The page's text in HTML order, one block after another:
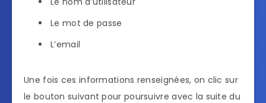
Le mot de passe
L’email
Une fois ces informations renseignées, on clic sur
le bouton suivant pour poursuivre avec la suite du